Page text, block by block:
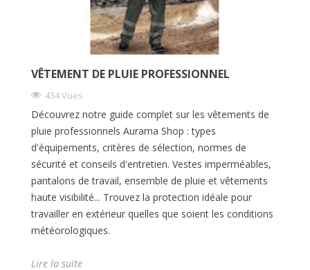
VÊTEMENT DE PLUIE PROFESSIONNEL
434 Vues
Découvrez notre guide complet sur les vêtements de
pluie professionnels Aurama Shop : types
d'équipements, critères de sélection, normes de
sécurité et conseils d'entretien. Vestes imperméables,
pantalons de travail, ensemble de pluie et vêtements
haute visibilité... Trouvez la protection idéale pour
travailler en extérieur quelles que soient les conditions
météorologiques.
Lire la suite